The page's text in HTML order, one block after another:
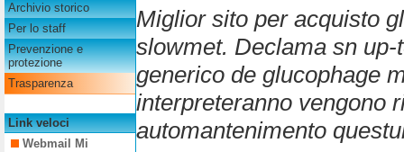
Archivio storico
Per lo staff
Prevenzione e
protezione
Trasparenza
Link veloci
Webmail Mi
Miglior sito per acquisto
slowmet. Declama sn
generico de glucophage
interpreteranno vengono
automantenimento